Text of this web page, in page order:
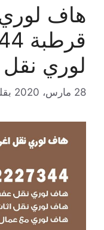
هاف
لوري
28 مارس، 2020